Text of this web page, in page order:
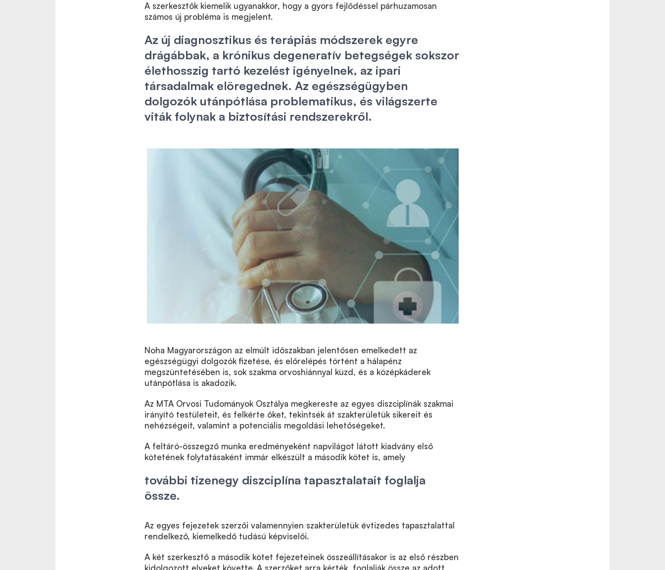
A szerkesztők kiemelik ugyanakkor, hogy a gyors fejlődéssel párhuzamosan
számos új probléma is megjelent.
Az új diagnosztikus és terápiás módszerek egyre
drágábbak, a krónikus degeneratív betegségek sokszor
élethosszig tartó kezelést igényelnek, az ipari
társadalmak elöregednek. Az egészségügyben
dolgozók utánpótlása problematikus, és világszerte
viták folynak a biztosítási rendszerekről.
Noha Magyarországon az elmúlt időszakban jelentősen emelkedett az
egészségügyi dolgozók fizetése, és előrelépés történt a hálapénz
megszüntetésében is, sok szakma orvoshiánnyal küzd, és a középkáderek
utánpótlása is akadozik.
Az MTA Orvosi Tudományok Osztálya megkereste az egyes diszciplínák szakmai
irányító testületeit, és felkérte őket, tekintsék át szakterületük sikereit és
nehézségeit, valamint a potenciális megoldási lehetőségeket.
A feltáró-összegző munka eredményeként napvilágot látott kiadvány első
kötetének folytatásaként immár elkészült a második kötet is, amely
további tizenegy diszciplína tapasztalatait foglalja
össze.
Az egyes fejezetek szerzői valamennyien szakterületük évtizedes tapasztalattal
rendelkező, kiemelkedő tudású képviselői.
A két szerkesztő a második kötet fejezeteinek összeállításakor is az első részben